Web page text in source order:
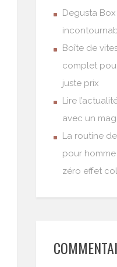
Degusta
Boîte de
complet
juste prix
Lire
avec un
La routine
pour
zéro effet